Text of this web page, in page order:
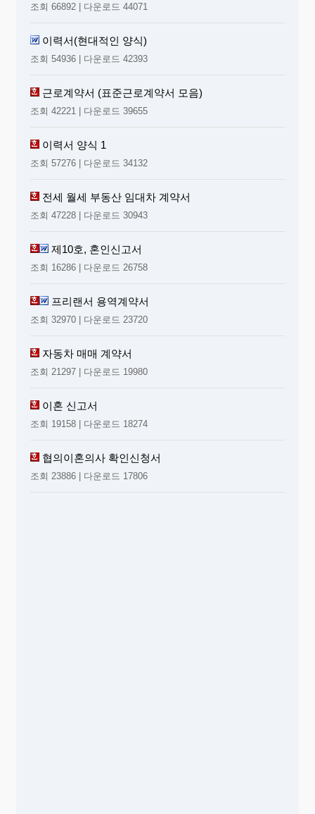
조회 66892 | 다운로드 44071
이력서(현대적인 양식)
조회 54936 | 다운로드 42393
근로계약서 (표준근로계약서 모음)
조회 42221 | 다운로드 39655
이력서 양식 1
조회 57276 | 다운로드 34132
전세 월세 부동산 임대차 계약서
조회 47228 | 다운로드 30943
제10호, 혼인신고서
조회 16286 | 다운로드 26758
프리랜서 용역계약서
조회 32970 | 다운로드 23720
자동차 매매 계약서
조회 21297 | 다운로드 19980
이혼 신고서
조회 19158 | 다운로드 18274
협의이혼의사 확인신청서
조회 23886 | 다운로드 17806